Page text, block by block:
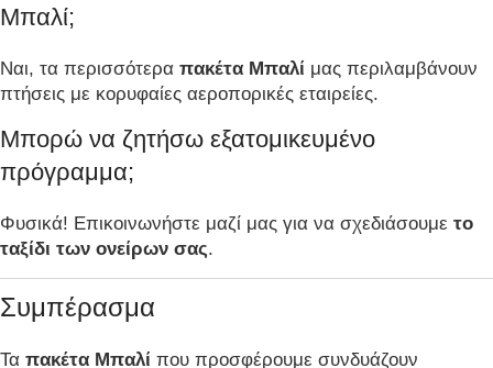
Μπαλί;
Ναι, τα περισσότερα πακέτα Μπαλί μας περιλαμβάνουν
πτήσεις με κορυφαίες αεροπορικές εταιρείες.
Μπορώ να ζητήσω εξατομικευμένο
πρόγραμμα;
Φυσικά! Επικοινωνήστε μαζί μας για να σχεδιάσουμε το
ταξίδι των ονείρων σας.
Συμπέρασμα
Τα πακέτα Μπαλί που προσφέρουμε συνδυάζουν